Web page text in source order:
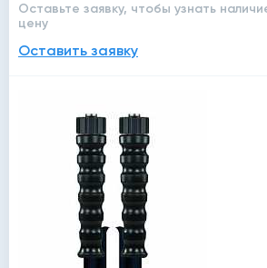
Оставьте заявку, чтобы узнать
цену
Оставить заявку